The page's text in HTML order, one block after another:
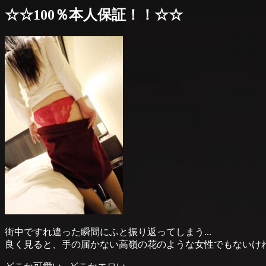
☆☆100％本人保証！！☆☆
街中ですれ違った瞬間にふと振り返ってしまう...
良く見ると、手の届かない高嶺の花のような女性でもないけ